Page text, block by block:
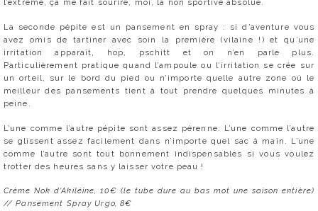
l’extrême, ça me fait sourire, moi, la non sportive absolue.
La seconde pépite est un pansement en spray : si d’aventure vous
avez omis de tartiner avec soin la première (vilaine !) et qu’une
irritation apparaît, hop, pschitt et on n’en parle plus.
Particulièrement pratique quand l’ampoule ou l’irritation se crée sur
un orteil, sur le bord du pied ou n’importe quelle autre zone où le
meilleur des pansements tient à tout prendre quelques minutes à
peine.
L’une comme l’autre pépite sont assez pérenne. L’une comme l’autre
se glissent assez facilement dans n’importe quel sac à main. L’une
comme l’autre sont tout bonnement indispensables si vous voulez
trotter des heures sans y laisser votre peau !
Crème Nok d’Akiléïne, 10€ (le tube dure au bas mot une saison entière)
// Pansement Spray Urgo, 8€